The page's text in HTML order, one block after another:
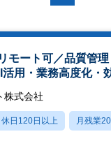
モート可／品質管
活用・業務高度化・
株式会社
休日120日以上 月残業